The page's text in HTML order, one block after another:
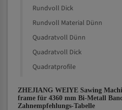
Rundvoll Dick
Rundvoll Material Dünn
Quadratvoll Dünn
Quadratvoll Dick
Quadratprofile
ZHEJIANG WEIYE Sawing
frame für 4360 mm Bi-Metall
Zahnempfehlungs-Tabelle